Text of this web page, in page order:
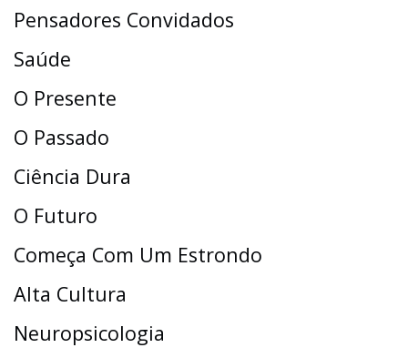
Pensadores Convidados
Saúde
O Presente
O Passado
Ciência Dura
O Futuro
Começa Com Um Estrondo
Alta Cultura
Neuropsicologia